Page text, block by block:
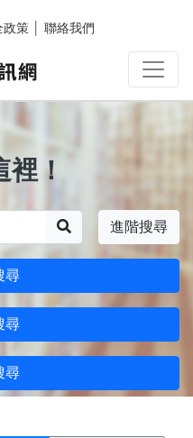
政策 聯絡我們
！
進階搜尋
尋
尋
尋
面